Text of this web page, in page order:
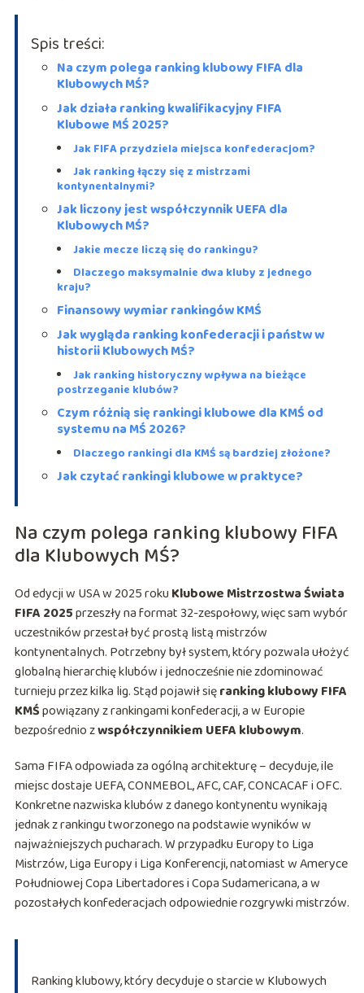
Spis treści:
Na czym polega ranking klubowy FIFA dla
Klubowych MŚ?
Jak działa ranking kwalifikacyjny FIFA
Klubowe MŚ 2025?
Jak FIFA przydziela miejsca konfederacjom?
Jak ranking łączy się z mistrzami
kontynentalnymi?
Jak liczony jest współczynnik UEFA dla
Klubowych MŚ?
Jakie mecze liczą się do rankingu?
Dlaczego maksymalnie dwa kluby z jednego
kraju?
Finansowy wymiar rankingów KMŚ
Jak wygląda ranking konfederacji i państw w
historii Klubowych MŚ?
Jak ranking historyczny wpływa na bieżące
postrzeganie klubów?
Czym różnią się rankingi klubowe dla KMŚ od
systemu na MŚ 2026?
Dlaczego rankingi dla KMŚ są bardziej złożone?
Jak czytać rankingi klubowe w praktyce?
Na czym polega ranking klubowy FIFA
dla Klubowych MŚ?
Od edycji w USA w 2025 rokuKlubowe Mistrzostwa Świata
FIFA 2025przeszły na format 32-zespołowy, więc sam wybór
uczestników przestał być prostą listą mistrzów
kontynentalnych. Potrzebny był system, który pozwala ułożyć
globalną hierarchię klubów i jednocześnie nie zdominować
turnieju przez kilka lig. Stąd pojawił sięranking klubowy FIFA
KMŚpowiązany z rankingami konfederacji, a w Europie
bezpośrednio zwspółczynnikiem UEFA klubowym.
Sama FIFA odpowiada za ogólną architekturę – decyduje, ile
miejsc dostaje UEFA, CONMEBOL, AFC, CAF, CONCACAF i OFC.
Konkretne nazwiska klubów z danego kontynentu wynikają
jednak z rankingu tworzonego na podstawie wyników w
najważniejszych pucharach. W przypadku Europy to Liga
Mistrzów, Liga Europy i Liga Konferencji, natomiast w Ameryce
Południowej Copa Libertadores i Copa Sudamericana, a w
pozostałych konfederacjach odpowiednie rozgrywki mistrzów.
Ranking klubowy, który decyduje o starcie w Klubowych